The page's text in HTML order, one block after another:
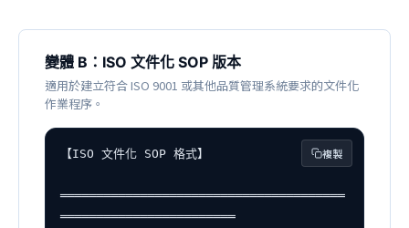
變體 B：ISO 文件化 SOP 版本
適用於建立符合 ISO 9001 或其他品質管理系統要求的文件化
作業程序。
【ISO 文件化 SOP 格式】
═══════════════════════════════════════
════════════════════════
複製